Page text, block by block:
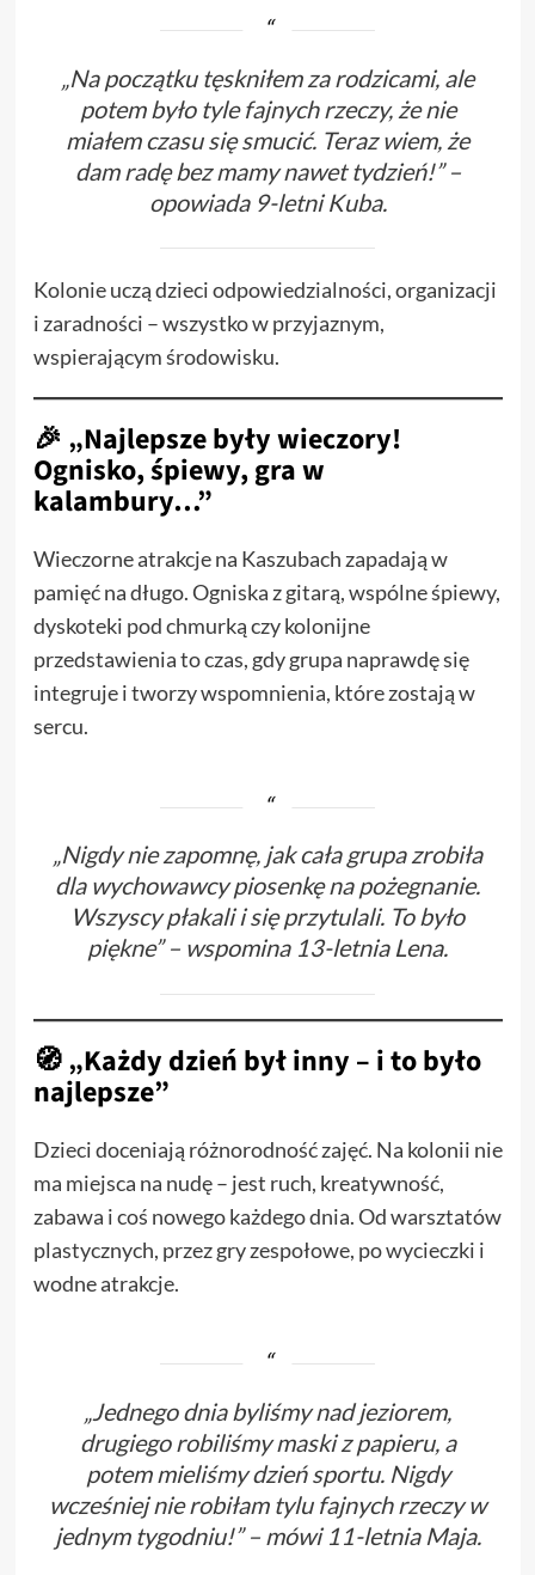
„Na początku tęskniłem za rodzicami, ale
potem było tyle fajnych rzeczy, że nie
miałem czasu się smucić. Teraz wiem, że
dam radę bez mamy nawet tydzień!” –
opowiada 9-letni Kuba.
Kolonie uczą dzieci odpowiedzialności, organizacji
i zaradności – wszystko w przyjaznym,
wspierającym środowisku.
🎉 „Najlepsze były wieczory!
Ognisko, śpiewy, gra w
kalambury…”
Wieczorne atrakcje na Kaszubach zapadają w
pamięć na długo. Ogniska z gitarą, wspólne śpiewy,
dyskoteki pod chmurką czy kolonijne
przedstawienia to czas, gdy grupa naprawdę się
integruje i tworzy wspomnienia, które zostają w
sercu.
„Nigdy nie zapomnę, jak cała grupa zrobiła
dla wychowawcy piosenkę na pożegnanie.
Wszyscy płakali i się przytulali. To było
piękne” – wspomina 13-letnia Lena.
🧭 „Każdy dzień był inny – i to było
najlepsze”
Dzieci doceniają różnorodność zajęć. Na kolonii nie
ma miejsca na nudę – jest ruch, kreatywność,
zabawa i coś nowego każdego dnia. Od warsztatów
plastycznych, przez gry zespołowe, po wycieczki i
wodne atrakcje.
„Jednego dnia byliśmy nad jeziorem,
drugiego robiliśmy maski z papieru, a
potem mieliśmy dzień sportu. Nigdy
wcześniej nie robiłam tylu fajnych rzeczy w
jednym tygodniu!” – mówi 11-letnia Maja.